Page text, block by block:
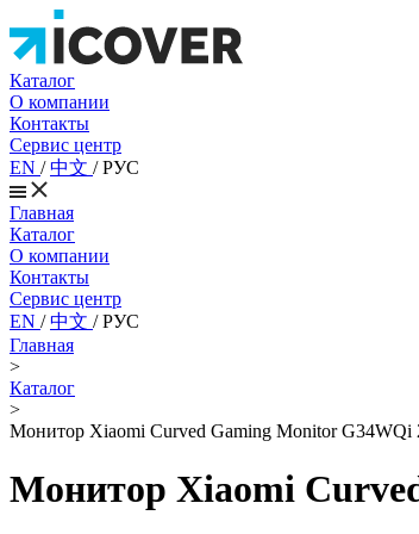
Каталог
О компании
Контакты
Сервис центр
EN /中文 /РУС
Главная
Каталог
О компании
Контакты
Сервис центр
EN /中文 /РУС
Главная
>
Каталог
>
Монитор Xiaomi Curved Gaming Monitor G34WQi
Монитор Xiaomi